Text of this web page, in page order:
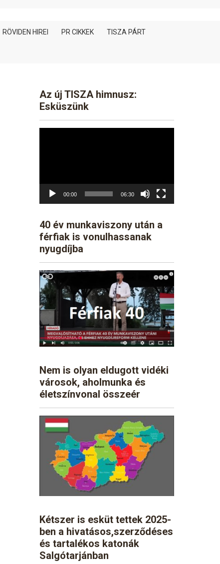
RÖVIDEN HIREI PR CIKKEK TISZA PÁRT
Az új TISZA himnusz:
Esküszünk
00:00 06:30
40 év munkaviszony után a
férfiak is vonulhassanak
nyugdíjba
Nem is olyan eldugott vidéki
városok, aholmunka és
életszínvonal összeér
Kétszer is esküt tettek 2025-
ben a hivatásos,szerződéses
és tartalékos katonák
Salgótarjánban